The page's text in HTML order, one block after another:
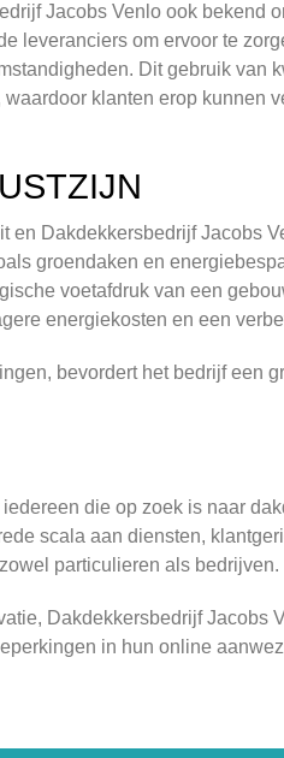
Jacobs Venlo ook bekend
leveranciers om ervoor te
Dit gebruik van
klanten erop kunnen
en Dakdekkersbedrijf Jacobs
groendaken en
voetafdruk van een
energiekosten en een
bevordert het bedrijf een
die op zoek is naar
scala aan diensten,
particulieren als bedrijven.
Dakdekkersbedrijf Jacobs
in hun online